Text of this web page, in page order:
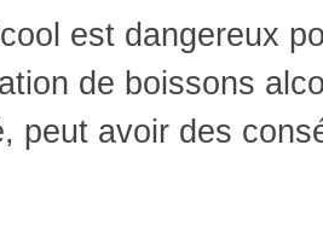
est dangereux
de boissons
peut avoir des